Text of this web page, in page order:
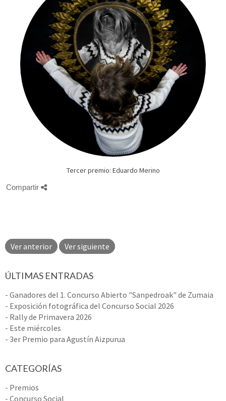
Tercer premio: Eduardo Merino
Compartir
Ver anterior Ver siguiente
ÚLTIMAS ENTRADAS
- Ganadores del 1. Concurso Abierto "Sanpedroak" de Zumaia
- Exposición fotográfica del Concurso Social 2026
- Rally de Primavera 2026
- Este miércoles
- 3er Premio para Agustín Aizpurua
CATEGORÍAS
- Premios
- Concurso Social